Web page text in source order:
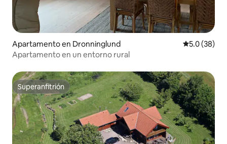
Apartamento en Dronninglund Calificación
5.0 (38)
Apartamento en un entorno rural
Superanfitrión
Superanfitrión